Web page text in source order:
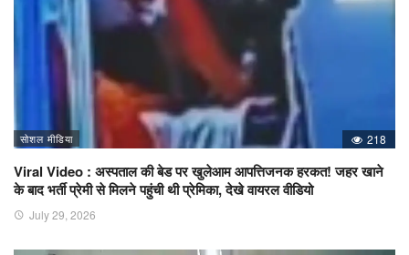
सोशल मीडिया 218
Viral Video : अस्पताल की बेड पर खुलेआम आपत्तिजनक हरकत! जहर खाने
के बाद भर्ती प्रेमी से मिलने पहुंची थी प्रेमिका, देखे वायरल वीडियो
July 29, 2026